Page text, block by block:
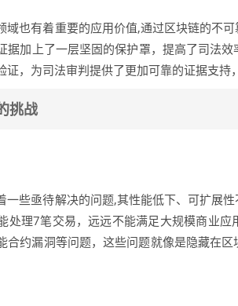
域也有着重要的应用价值,通过区块链的不
据加上了一层坚固的保护罩，提高了司法
，为司法审判提供了更加可靠的证据支持
挑战
一些亟待解决的问题,其性能低下、可扩展
处理7笔交易，远远不能满足大规模商业
合约漏洞等问题，这些问题就像是隐藏在